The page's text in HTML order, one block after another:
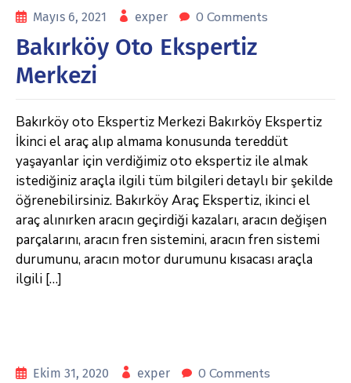
Mayıs 6, 2021 exper 0 Comments
Bakırköy Oto Ekspertiz
Merkezi
Bakırköy oto Ekspertiz Merkezi Bakırköy Ekspertiz
İkinci el araç alıp almama konusunda tereddüt
yaşayanlar için verdiğimiz oto ekspertiz ile almak
istediğiniz araçla ilgili tüm bilgileri detaylı bir şekilde
öğrenebilirsiniz. Bakırköy Araç Ekspertiz, ikinci el
araç alınırken aracın geçirdiği kazaları, aracın değişen
parçalarını, aracın fren sistemini, aracın fren sistemi
durumunu, aracın motor durumunu kısacası araçla
ilgili […]
Ekim 31, 2020 exper 0 Comments